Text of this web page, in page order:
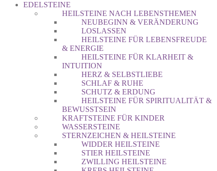
EDELSTEINE
HEILSTEINE NACH LEBENSTHEMEN
NEUBEGINN & VERÄNDERUNG
LOSLASSEN
HEILSTEINE FÜR LEBENSFREUDE
& ENERGIE
HEILSTEINE FÜR KLARHEIT &
INTUITION
HERZ & SELBSTLIEBE
SCHLAF & RUHE
SCHUTZ & ERDUNG
HEILSTEINE FÜR SPIRITUALITÄT &
BEWUSSTSEIN
KRAFTSTEINE FÜR KINDER
WASSERSTEINE
STERNZEICHEN & HEILSTEINE
WIDDER HEILSTEINE
STIER HEILSTEINE
ZWILLING HEILSTEINE